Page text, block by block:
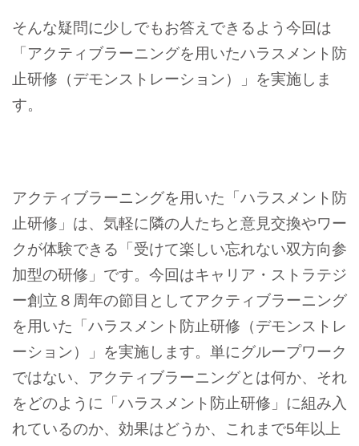
そんな疑問に少しでもお答えできるよう今回は
「アクティブラーニングを用いたハラスメント防
止研修（デモンストレーション）」を実施しま
す。
アクティブラーニングを用いた「ハラスメント防
止研修」は、気軽に隣の人たちと意見交換やワー
クが体験できる「受けて楽しい忘れない双方向参
加型の研修」です。今回はキャリア・ストラテジ
ー創立８周年の節目としてアクティブラーニング
を用いた「ハラスメント防止研修（デモンストレ
ーション）」を実施します。単にグループワーク
ではない、アクティブラーニングとは何か、それ
をどのように「ハラスメント防止研修」に組み入
れているのか、効果はどうか、これまで5年以上